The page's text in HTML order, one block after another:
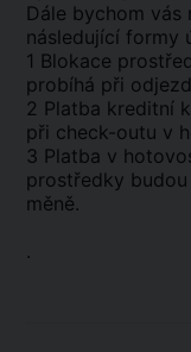
Dále bychom
následující formy
1 Blokace
probíhá při
2 Platba kreditní
při check-outu v
3 Platba v
prostředky
měně.
.